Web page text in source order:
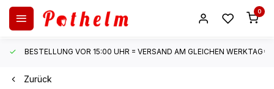
0
BESTELLUNG VOR 15:00 UHR = VERSAND AM GLEICHEN WERKTAG*
Zurück